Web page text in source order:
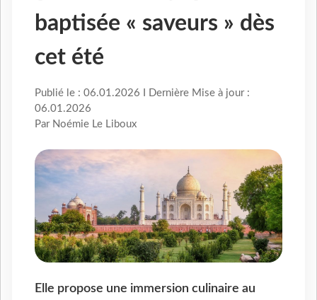
baptisée « saveurs » dès
cet été
Publié le : 06.01.2026 I Dernière Mise à jour :
06.01.2026
Par Noémie Le Liboux
Elle propose une immersion culinaire au